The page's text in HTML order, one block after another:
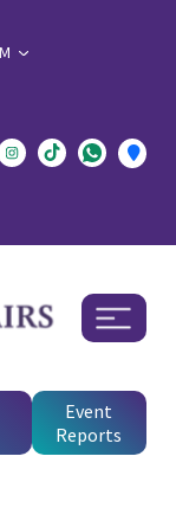
Event
Reports